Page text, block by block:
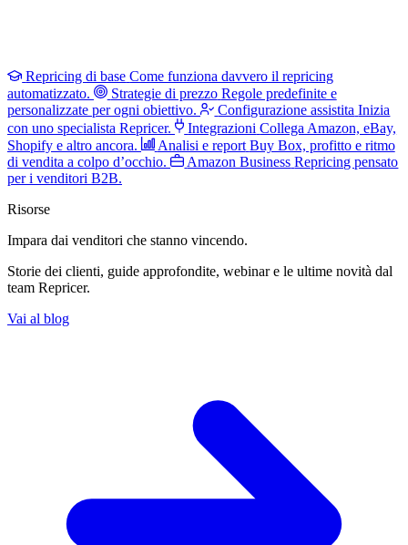
Repricing di base Come funziona davvero il repricing
automatizzato.
Strategie di prezzo Regole predefinite e
personalizzate per ogni obiettivo.
Configurazione assistita Inizia
con uno specialista Repricer.
Integrazioni Collega Amazon, eBay,
Shopify e altro ancora.
Analisi e report Buy Box, profitto e ritmo
di vendita a colpo d’occhio.
Amazon Business Repricing pensato
per i venditori B2B.
Risorse
Impara dai venditori che stanno vincendo.
Storie dei clienti, guide approfondite, webinar e le ultime novità dal
team Repricer.
Vai al blog